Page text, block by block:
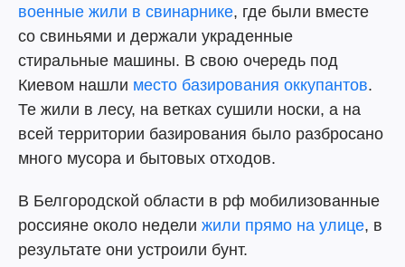
военные жили в свинарнике, где были вместе
со свиньями и держали украденные
стиральные машины. В свою очередь под
Киевом нашли место базирования оккупантов.
Те жили в лесу, на ветках сушили носки, а на
всей территории базирования было разбросано
много мусора и бытовых отходов.
В Белгородской области в рф мобилизованные
россияне около недели жили прямо на улице, в
результате они устроили бунт.